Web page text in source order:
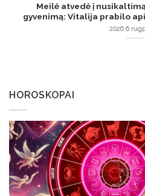
Meilė atvedė į
gyvenimą: Vitalija prabilo
2026 6
HOROSKOPAI